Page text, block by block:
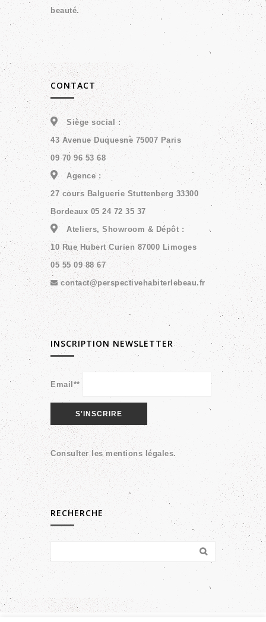
beauté.
CONTACT
Siège social :
43 Avenue Duquesne 75007 Paris
09 70 96 53 68
Agence :
27 cours Balguerie Stuttenberg 33300
Bordeaux 05 24 72 35 37
Ateliers, Showroom & Dépôt :
10 Rue Hubert Curien 87000 Limoges
05 55 09 88 67
contact@perspectivehabiterlebeau.fr
INSCRIPTION NEWSLETTER
Email**
Consulter lesmentions légales.
RECHERCHE